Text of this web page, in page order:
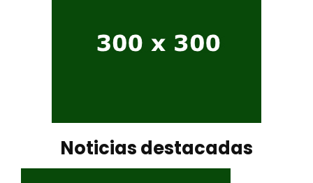
Noticias destacadas